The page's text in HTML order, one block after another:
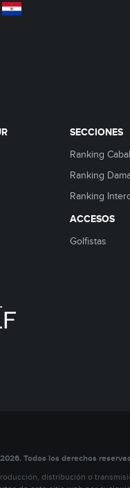
SECCIONES
Ranking
Ranking
Ranking
ACCESOS
Golfistas
Todos los derechos
distribución o